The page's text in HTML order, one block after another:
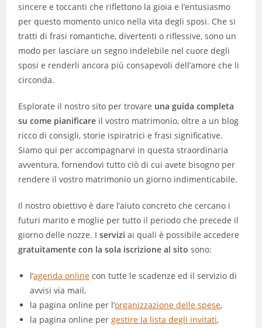
sincere e toccanti che riflettono la gioia e l’entusiasmo
per questo momento unico nella vita degli sposi. Che si
tratti di frasi romantiche, divertenti o riflessive, sono un
modo per lasciare un segno indelebile nel cuore degli
sposi e renderli ancora più consapevoli dell’amore che li
circonda.
Esplorate il nostro sito per trovare una guida completa
su come pianificare il vostro matrimonio, oltre a un blog
ricco di consigli, storie ispiratrici e frasi significative.
Siamo qui per accompagnarvi in questa straordinaria
avventura, fornendovi tutto ciò di cui avete bisogno per
rendere il vostro matrimonio un giorno indimenticabile.
Il nostro obiettivo è dare l’aiuto concreto che cercano i
futuri marito e moglie per tutto il periodo che precede il
giorno delle nozze. Iservizi ai quali è possibile accedere
gratuitamente con la sola iscrizione al sito sono:
l’agenda online con tutte le scadenze ed il servizio di
avvisi via mail,
la pagina online per l’organizzazione delle spese,
la pagina online pergestire la lista degli invitati,